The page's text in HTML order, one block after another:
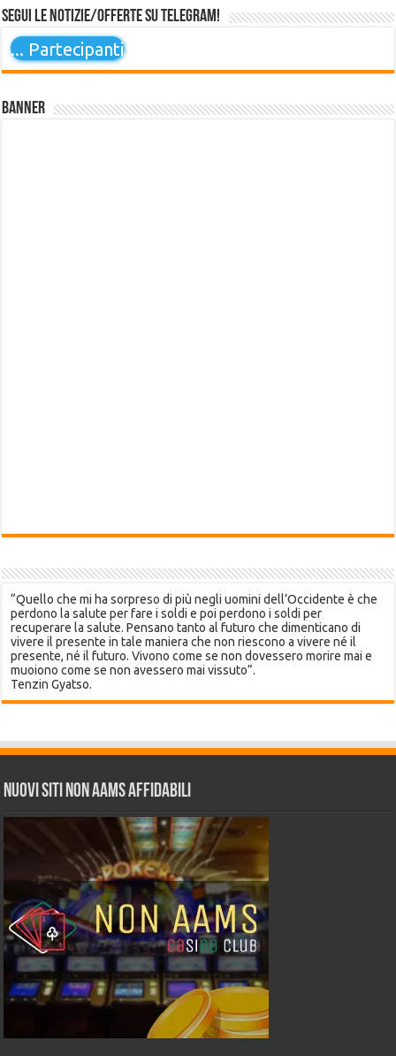
Segui le notizie/offerte su Telegram!
... Partecipanti
Banner
“Quello che mi ha sorpreso di più negli uomini dell’Occidente è che
perdono la salute per fare i soldi e poi perdono i soldi per
recuperare la salute. Pensano tanto al futuro che dimenticano di
vivere il presente in tale maniera che non riescono a vivere né il
presente, né il futuro. Vivono come se non dovessero morire mai e
muoiono come se non avessero mai vissuto”.
Tenzin Gyatso.
Nuovi siti non AAMS affidabili